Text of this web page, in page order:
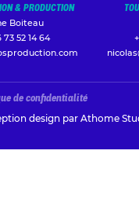
& PRODUCTION
Boiteau
73 52 14 64
de confidentialité
design parAthome